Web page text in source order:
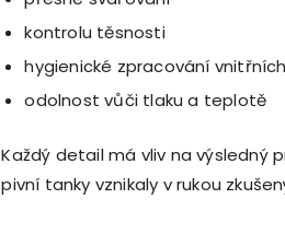
kontrolu těsnosti
hygienické zpracování
odolnost vůči tlaku a teplotě
Každý detail má vliv na výsledný
pivní tanky vznikaly v rukou